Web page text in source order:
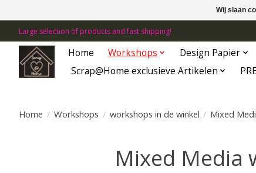
Large selection of products and fast shipping!
Home Workshops Design Papier
Scrap@Home exclusieve Artikelen
Home / Workshops / workshops in de winkel / Mixed
Mixed Media
Wij slaan